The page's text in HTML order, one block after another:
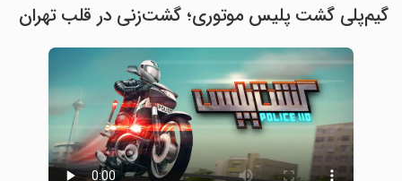
گیم‌پلی گشت پلیس موتوری؛ گشت‌زنی در قلب تهران